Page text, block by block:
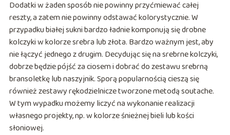
Dodatki w żaden sposób nie powinny przyćmiewać całej
reszty, a zatem nie powinny odstawać kolorystycznie. W
przypadku białej sukni bardzo ładnie komponują się drobne
kolczyki w kolorze srebra lub złota. Bardzo ważnym jest, aby
nie łączyć jednego z drugim. Decydując się na srebrne kolczyki,
dobrze będzie pójść za ciosem i dobrać do zestawu srebrną
bransoletkę lub naszyjnik. Sporą popularnością cieszą się
również zestawy rękodzielnicze tworzone metodą soutache.
W tym wypadku możemy liczyć na wykonanie realizacji
własnego projekty, np. w kolorze śnieżnej bieli lub kości
słoniowej.